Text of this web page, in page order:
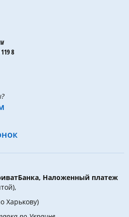
8
Наложенный платеж
Харькову)